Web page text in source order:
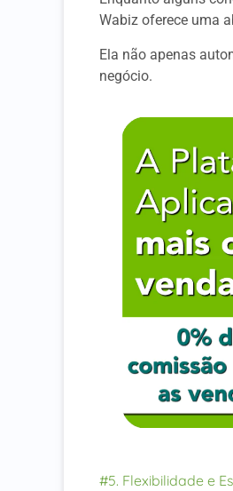
Wabiz oferece uma
Ela não apenas
negócio.
#5. Flexibilidade e